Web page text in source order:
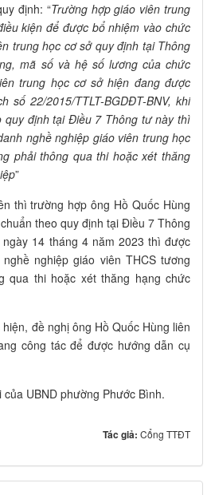
định: “Trường hợp giáo viên trung
kiện để được bổ nhiệm vào chức
trung học cơ sở quy định tại Thông
mã số và hệ số lương của chức
trung học cơ sở hiện đang được
số 22/2015/TTLT-BGDĐT-BNV, khi
quy định tại Điều 7 Thông tư này thì
nghề nghiệp giáo viên trung học
phải thông qua thi hoặc xét thăng
”
thì trường hợp ông Hồ Quốc Hùng
theo quy định tại Điều 7 Thông
14 tháng 4 năm 2023 thì được
nghiệp giáo viên THCS tương
qua thi hoặc xét thăng hạng chức
đề nghị ông Hồ Quốc Hùng liên
công tác để được hướng dẫn cụ
UBND phường Phước Bình.
Tác giả: Cổng TTĐT